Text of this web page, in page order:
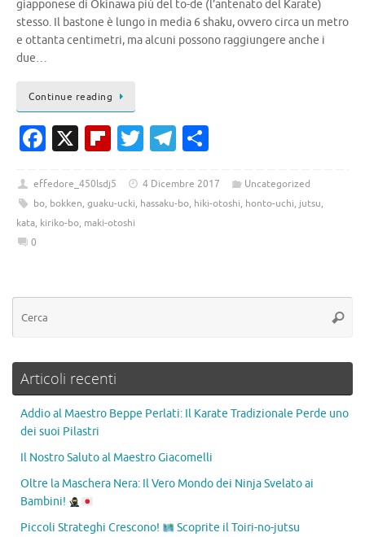
giapponese di Okinawa più del to-de (l’antenato del Karate)
stesso. Il bastone è lungo in media 6 shaku, ovvero circa un metro
e ottanta centimetri, ma alcuni possono raggiungere anche i
due…
Continue reading
Fa
e
b
k
X Fl
b
o
T
it
te
T
e
gr
n
di
effedore_450lsdj5 4 Dicembre 2017
Uncategorized
bo, bokken, guaku-ucki, hassaku-bo, hiki-otoshi, honto-uchi, jutsu,
kata, kiriko-bo, maki-otoshi
0
Articoli recenti
Addio al Maestro Beppe Perlati: Il Karate Tradizionale Perde uno
dei suoi Pilastri
Il Nostro Saluto al Maestro Giacomelli
Oltre la Maschera Nera: Il Vero Mondo dei Ninja Svelato ai
Bambini!
Piccoli Strateghi Crescono!
Scoprite il Toiri-no-jutsu